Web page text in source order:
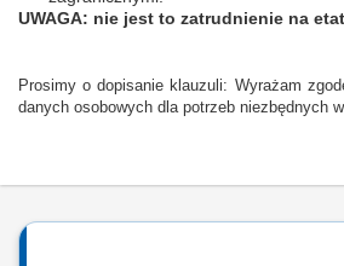
UWAGA: nie jest to zatrudnienie na
Prosimy o dopisanie klauzuli: Wyrażam
danych osobowych dla potrzeb niezbędnych